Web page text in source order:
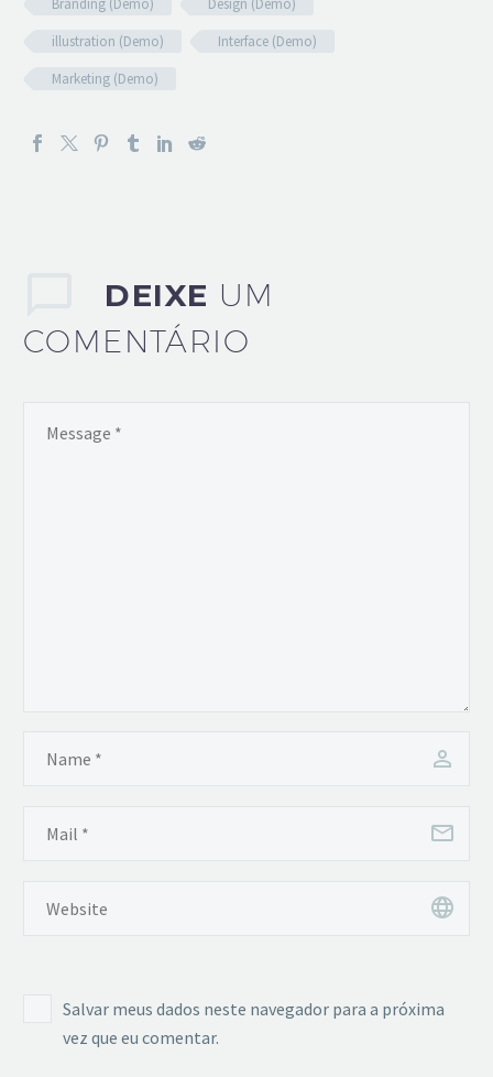
Branding (Demo)
Design (Demo)
illustration (Demo)
Interface (Demo)
Marketing (Demo)
DEIXE UM
COMENTÁRIO
Salvar meus dados neste navegador para a próxima
vez que eu comentar.